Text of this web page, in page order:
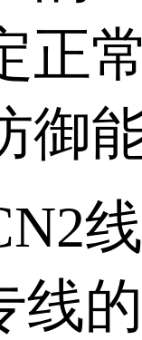
正
御
线
线